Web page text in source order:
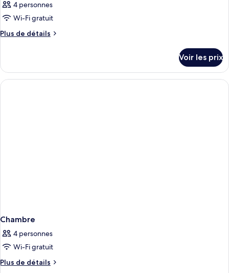
4 personnes
Wi-Fi gratuit
Plus de détails
Plus
le
type
de
Voir les prix
Chambre
4 personnes
Wi-Fi gratuit
Plus de détails
Plus